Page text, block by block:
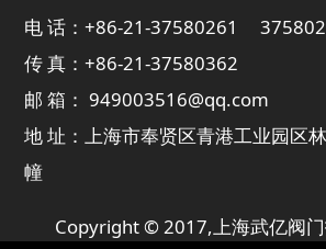
电 话：+86-21-37580261
传 真：+86-21-37580362
邮 箱： 949003516@qq.com
地 址：上海市奉贤区青港工业园区
幢
Copyright © 2017,上海武亿阀